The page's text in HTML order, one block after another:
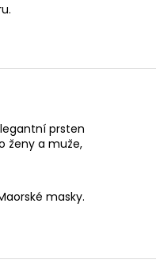
prsten
ženy a muže,
masky.